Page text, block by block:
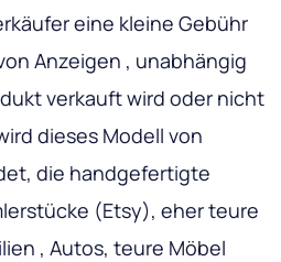
eine kleine Gebühr
Anzeigen , unabhängig
verkauft wird oder nicht
dieses Modell von
die handgefertigte
(Etsy), eher teure
, Autos, teure Möbel